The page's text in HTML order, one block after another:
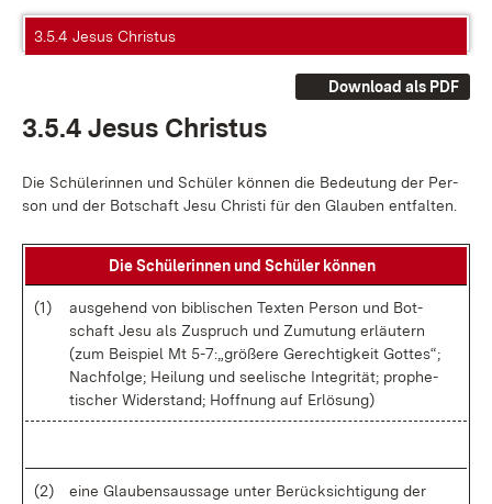
3.5.4 Jesus Christus
Download als PDF
3.5.4 Je­sus Chris­tus
Die Schü­le­rin­nen und Schü­ler kön­nen die Be­deu­tung der Per­
son und der Bot­schaft Je­su Chris­ti für den Glau­ben ent­fal­ten.
Die Schü­le­rin­nen und Schü­ler kön­nen
(1)
aus­ge­hend von bi­bli­schen Tex­ten Per­son und Bot­
schaft Je­su als Zu­spruch und Zu­mu­tung er­läu­tern
(zum Bei­spiel Mt 5-7:„grö­ße­re Ge­rech­tig­keit Got­tes“;
Nach­fol­ge; Hei­lung und see­li­sche In­te­gri­tät; pro­phe­
ti­scher Wi­der­stand; Hoff­nung auf Er­lö­sung)
(2)
ei­ne Glau­bens­aus­sa­ge un­ter Be­rück­sich­ti­gung der